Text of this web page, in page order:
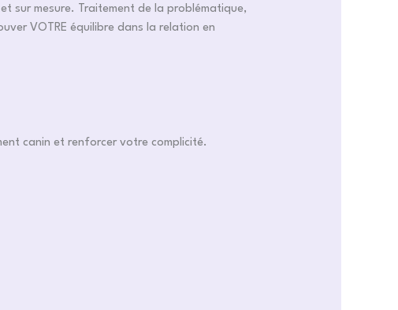
sur mesure. Traitement de la problématique,
VOTRE équilibre dans la relation en
canin et renforcer votre complicité.